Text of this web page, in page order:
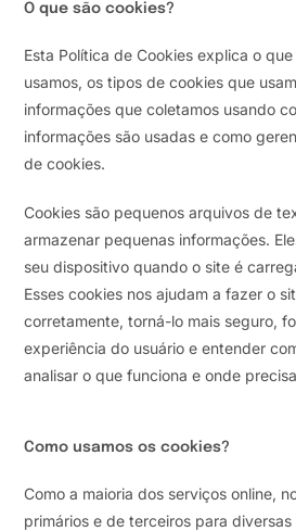
O que são cookies?
Esta Política de Cookies explica o
usamos, os tipos de cookies que
informações que coletamos usando
informações são usadas e como
de cookies.
Cookies são pequenos arquivos de
armazenar pequenas informações.
seu dispositivo quando o site é
Esses cookies nos ajudam a fazer o
corretamente, torná-lo mais seguro,
experiência do usuário e entender
analisar o que funciona e onde
Como usamos os cookies?
Como a maioria dos serviços online,
primários e de terceiros para